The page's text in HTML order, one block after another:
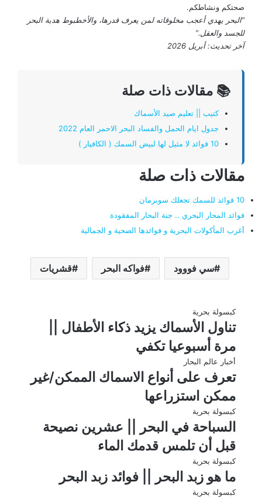
صحتكم ونشاطكم.
“البحر يهدي أعجب مخلوقاته لمن يعرف قدرها، والأخطبوط هدية البحر
للجسد والعقل.”
آخر تحديث: أبريل 2026
📚 مقالات ذات صلة
كتيب || تعليم صيد الأسماك
جدول ايام الحمل والفساد البحر الاحمر العام 2022
10 فوائد لا مثيل لها لبيض السمك ( الكافيار )
مقالات ذات صلة
10 فوائد للسمك تجعلك سوبرمان
فوائد المحار البحري .. جنة البحار المفقودة
أغرب المأكولات البحرية و فوائدها الصحية و الجمالية
سي فووود فواكه البحر قشريات
كبسولة بحرية
تناول الأسماك يزيد ذكاء الأطفال ||
مرة أسبوعيا تكفي
أخبار عالم البحار
تعرف على أنواع الاسماك الممكن/غير
ممكن استزراعها
كبسولة بحرية
السباحة في البحر || عشرين نصيحة
قبل أن تلمس قدمك الماء
كبسولة بحرية
ما هو زبد البحر || فوائد زبد البحر
كبسولة بحرية